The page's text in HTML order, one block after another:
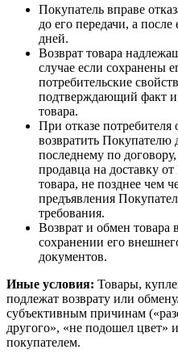
Покупатель вправе
до его передачи, а
дней.
Возврат товара
случае если сохранены
потребительские
подтверждающий факт и
товара.
При отказе потребителя
возвратить
последнему по
продавца на доставку
товара, не позднее чем
предъявления
требования.
Возврат и обмен товара
сохранении его
документов.
Иные условия: Товары,
подлежат возврату или
субъективным причинам
другого», «не подошел цвет»
покупателем.